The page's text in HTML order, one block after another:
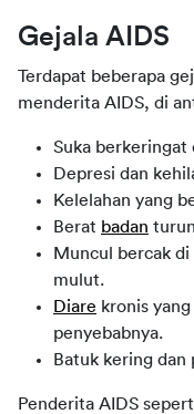
Gejala AIDS
Terdapat beberapa
menderita AIDS, di
Suka berkeringat
Depresi dan
Kelelahan yang
Berat badan
Muncul bercak di
mulut.
Diare kronis
penyebabnya.
Batuk kering dan
Penderita AIDS